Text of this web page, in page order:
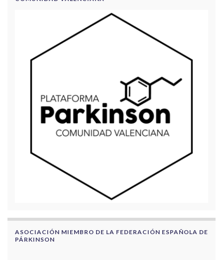
ASOCIACIÓN MIEMBRO DE LA FEDERACIÓN ESPAÑOLA DE
PÁRKINSON